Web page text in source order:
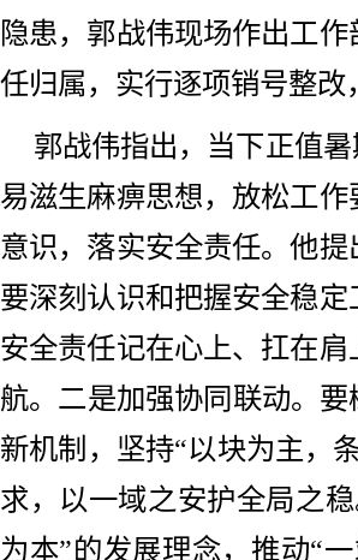
隐患，郭战伟现场作出工
任归属，实行逐项销号整
郭战伟指出，当下正值
易滋生麻痹思想，放松工
意识，落实安全责任。他
要深刻认识和把握安全稳
安全责任记在心上、扛在
航。二是加强协同联动。
新机制，坚持“以块为主，
求，以一域之安护全局之
为本”的发展理念，推动“